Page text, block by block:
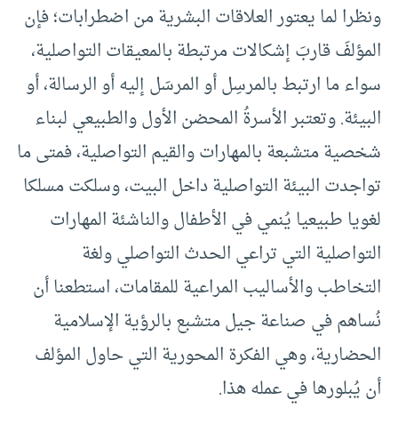
ونظرا لما يعتور العلاقات البشرية من اضطرابات؛ فإن
المؤلفَ قاربَ إشكالات مرتبطة بالمعيقات التواصلية،
سواء ما ارتبط بالمرسِل أو المرسَل إليه أو الرسالة، أو
البيئة. وتعتبر الأسرةُ المحضن الأول والطبيعي لبناء
شخصية متشبعة بالمهارات والقيم التواصلية، فمتى ما
تواجدت البيئة التواصلية داخل البيت، وسلكت مسلكا
لغويا طبيعيا يُنمي في الأطفال والناشئة المهارات
التواصلية التي تراعي الحدث التواصلي ولغة
التخاطب والأساليب المراعية للمقامات، استطعنا أن
نُساهم في صناعة جيل متشبع بالرؤية الإسلامية
الحضارية، وهي الفكرة المحورية التي حاول المؤلف
أن يُبلورها في عمله هذا.